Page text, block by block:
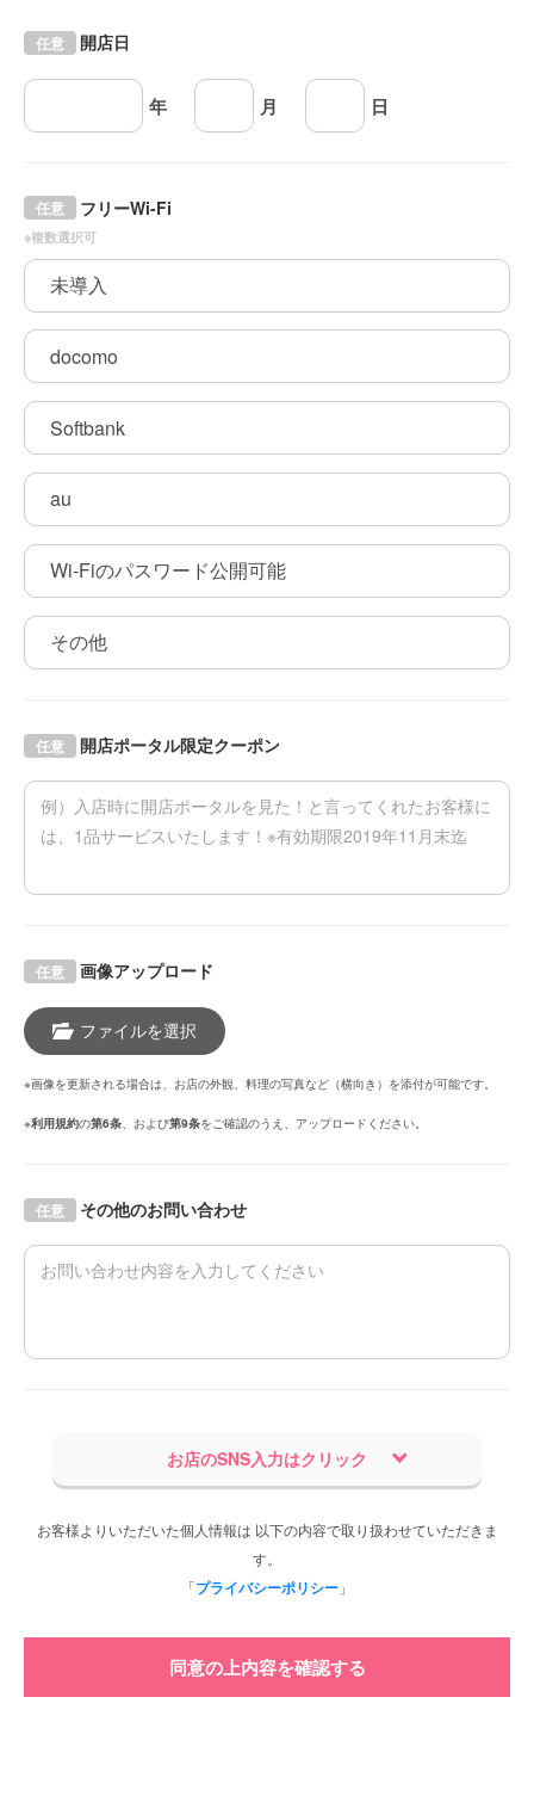
開店日
任意
年 月 日
フリーWi-Fi
任意
※複数選択可
未導入
docomo
Softbank
au
Wi-Fiのパスワード公開可能
その他
開店ポータル限定クーポン
任意
画像アップロード
任意
ファイルを選択
※画像を更新される場合は、お店の外観、料理の写真など（横向き）を添付が可能です。
※利用規約の第6条 、および第9条をご確認のうえ、アップロードください。
その他のお問い合わせ
任意
お店のSNS入力はクリック
お客様よりいただいた個人情報は 以下の内容で取り扱わせていただきま
す。
「プライバシーポリシー 」